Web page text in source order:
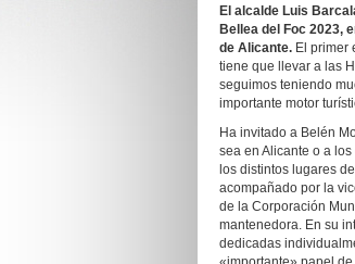
El alcalde Luis
Bellea del Foc 2023,
de Alicante. El primer
tiene que llevar a las
seguimos teniendo
importante motor
Ha invitado a Belén
sea en Alicante o a
los distintos lugares
acompañado por la
de la Corporación
mantenedora. En su
dedicadas